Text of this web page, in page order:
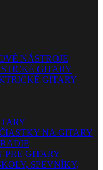
NÁSTROJE
GITARY
GITARY
NA GITARY
PRE GITARY
SPEVNÍKY,